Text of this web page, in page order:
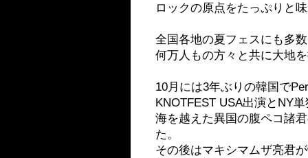
ロックの原点をたっぷりと
全国各地の夏フェスにも多
何万人もの方々と共に大地
10月には3年ぶりの韓国で
KNOTFEST USA出演とNY
海を越えた異国の腹ペコ諸
た。
その後はマキシマムザ亮君